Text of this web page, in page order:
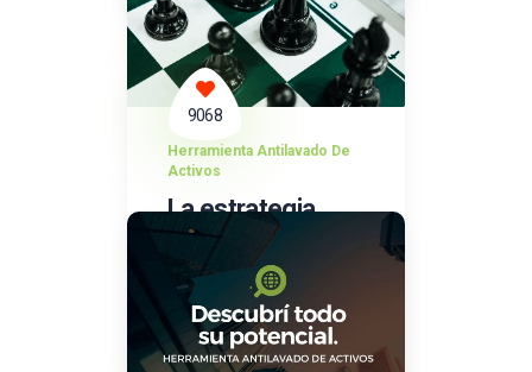
9068
Herramienta Antilavado De
Activos
La estrategia
para prevenir el
lavado de activos
Creado el 27-02-2020